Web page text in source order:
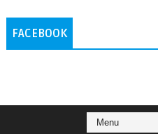
FACEBOOK